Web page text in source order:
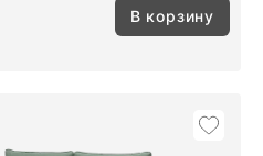
В корзину